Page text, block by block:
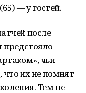
— у гостей.
после
предстояло
чьи
что их не помнят
Тем не